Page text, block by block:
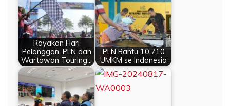
Rayakan Hari
Pelanggan, PLN dan
Wartawan Touring…
PLN Bantu 10.710
UMKM se Indonesia